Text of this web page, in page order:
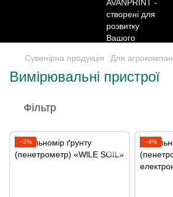
Сувенірна продукція Для
Вимірювальні пристрої
Фільтр
−2% −4%